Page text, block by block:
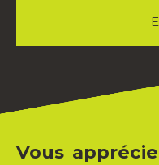
Vous